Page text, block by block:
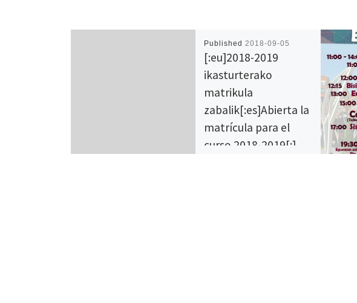
Published2018-09-05
[:eu]2018-2019
ikasturterako
matrikula
zabalik[:es]Abierta la
matrícula para el
curso 2018-2019[:]